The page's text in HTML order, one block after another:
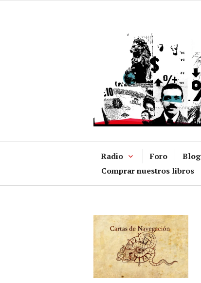
Radio Foro
Comprar nuestros libros